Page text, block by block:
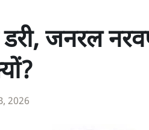
डरी, जनरल
2026